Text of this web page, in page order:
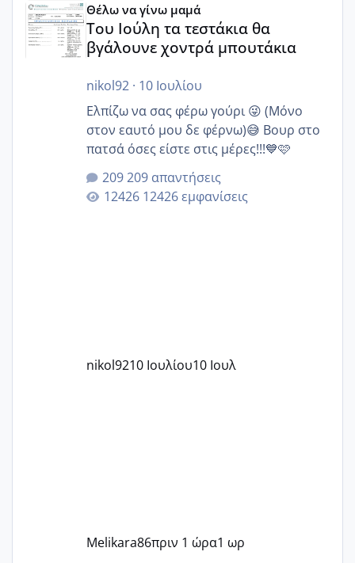
Θέλω να γίνω μαμά
Του Ιούλη τα τεστάκια θα
βγάλουνε χοντρά μπουτάκια
nikol92· 10 Ιουλίου
Ελπίζω να σας φέρω γούρι 😜 (Μόνο
στον εαυτό μου δε φέρνω)😅 Βουρ στο
πατσά όσες είστε στις μέρες!!!💙🩷
209 απαντήσεις
12426 εμφανίσεις
nikol9210 Ιουλίου10 Ιουλ
Melikara86πριν 1 ώρα1 ωρ